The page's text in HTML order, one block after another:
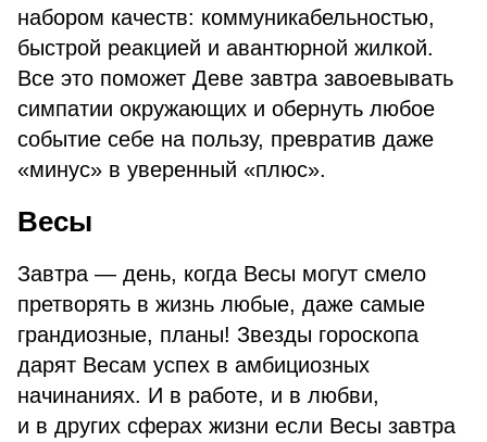
набором качеств: коммуникабельностью,
быстрой реакцией и авантюрной жилкой.
Все это поможет Деве завтра завоевывать
симпатии окружающих и обернуть любое
событие себе на пользу, превратив даже
«минус» в уверенный «плюс».
Весы
Завтра — день, когда Весы могут смело
претворять в жизнь любые, даже самые
грандиозные, планы! Звезды гороскопа
дарят Весам успех в амбициозных
начинаниях. И в работе, и в любви,
и в других сферах жизни если Весы завтра